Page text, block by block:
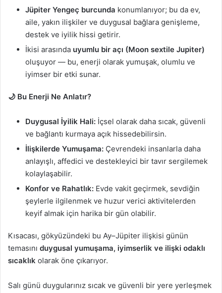
Jüpiter Yengeç burcunda konumlanıyor; bu da ev,
aile, yakın ilişkiler ve duygusal bağlara genişleme,
destek ve iyilik hissi getirir.
İkisi arasında uyumlu bir açı (Moon sextile Jupiter)
oluşuyor — bu, enerji olarak yumuşak, olumlu ve
iyimser bir etki sunar.
🌙 Bu Enerji Ne Anlatır?
Duygusal İyilik Hali: İçsel olarak daha sıcak, güvenli
ve bağlantı kurmaya açık hissedebilirsin.
İlişkilerde Yumuşama: Çevrendeki insanlarla daha
anlayışlı, affedici ve destekleyici bir tavır sergilemek
kolaylaşabilir.
Konfor ve Rahatlık: Evde vakit geçirmek, sevdiğin
şeylerle ilgilenmek ve huzur verici aktivitelerden
keyif almak için harika bir gün olabilir.
Kısacası, gökyüzündeki bu Ay–Jüpiter ilişkisi günün
temasını duygusal yumuşama, iyimserlik ve ilişki odaklı
sıcaklık olarak öne çıkarıyor.
Salı günü duygularınız sıcak ve güvenli bir yere yerleşmek